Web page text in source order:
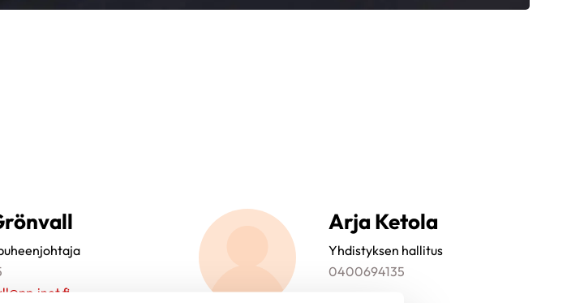
Arja Ketola
Yhdistyksen hallitus
0400694135